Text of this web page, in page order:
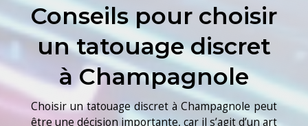
Conseils pour choisir
un tatouage discret
à Champagnole
Choisir un tatouage discret à Champagnole peut
être une décision importante, car il s’agit d’un art